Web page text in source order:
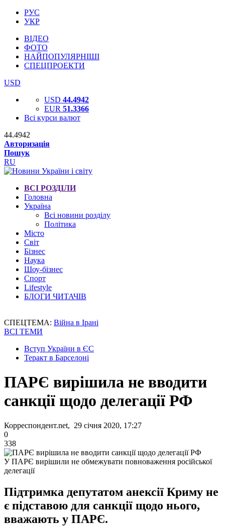
РУС
УКР
ВІДЕО
ФОТО
НАЙПОПУЛЯРНІШІ
СПЕЦПРОЕКТИ
USD
USD 44.4942
EUR 51.3366
Всі курси валют
44.4942
Авторизація
Пошук
RU
ВСІ РОЗДІЛИ
Головна
Україна
Всі новини розділу
Політика
Місто
Світ
Бізнес
Наука
Шоу-бізнес
Спорт
Lifestyle
БЛОГИ ЧИТАЧІВ
СПЕЦТЕМА: Війна в Ірані
ВСІ ТЕМИ
Вступ України в ЄС
Теракт в Барселоні
ПАРЄ вирішила не вводити
санкції щодо делегації РФ
Корреспондент.net, 29 січня 2020, 17:27
0
338
У ПАРЄ вирішили не обмежувати повноваження російської
делегації
Підтримка депутатом анексії Криму не
є підставою для санкції щодо нього,
вважають у ПАРЄ.